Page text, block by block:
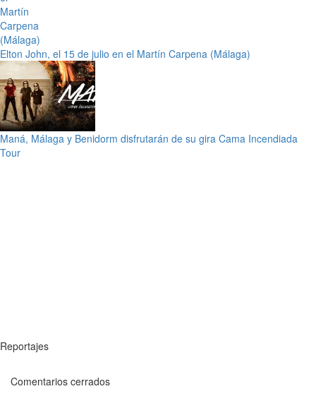
Elton John, el 15 de julio en el Martín Carpena (Málaga)
Maná, Málaga y Benidorm disfrutarán de su gira Cama Incendiada
Tour
Reportajes
Comentarios cerrados